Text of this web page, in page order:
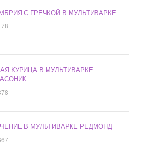
С ГРЕЧКОЙ В МУЛЬТИВАРКЕ
КУРИЦА В МУЛЬТИВАРКЕ
В МУЛЬТИВАРКЕ РЕДМОНД